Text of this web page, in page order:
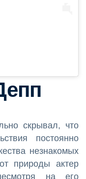
скрывал, что
постоянно
незнакомых
природы актер
на его